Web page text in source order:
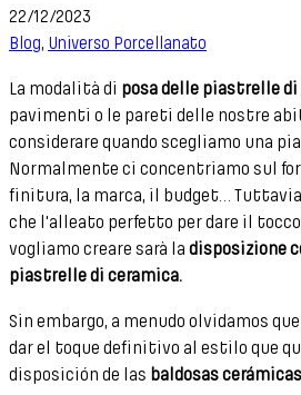
22/12/2023
Blog, Universo Porcellanato
La modalità di posa delle piastrelle di
pavimenti o le pareti delle nostre
considerare quando scegliamo una
Normalmente ci concentriamo sul
finitura, la marca, il budget…
che l'alleato perfetto per dare il
vogliamo creare sarà la disposizione
piastrelle di ceramica.
Sin embargo, a menudo olvidamos
dar el toque definitivo al estilo que
disposición de las baldosas